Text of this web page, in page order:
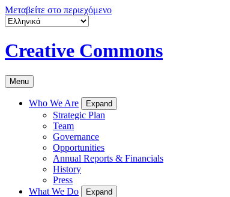
Μεταβείτε στο περιεχόμενο
Creative Commons
Menu
Who We Are Expand
Strategic Plan
Team
Governance
Opportunities
Annual Reports & Financials
History
Press
What We Do
Expand